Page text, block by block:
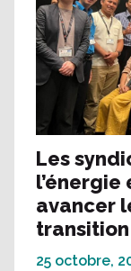
Les
l’énergie
avancer
25 octobre,